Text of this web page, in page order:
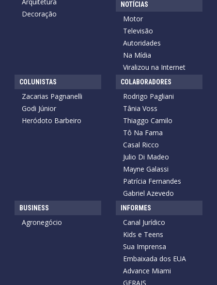
Decoração
NOTÍCIAS
Motor
Televisão
Autoridades
Na Mídia
Viralizou na Internet
COLUNISTAS
Zacarias Pagnanelli
Godi Júnior
Heródoto Barbeiro
COLABORADORES
Rodrigo Pagliani
Tânia Voss
Thiaggo Camilo
Tô Na Fama
Casal Ricco
Julio Di Madeo
Mayne Galassi
Patrícia Fernandes
Gabriel Azevedo
BUSINESS
Agronegócio
INFORMES
Canal Jurídico
Kids e Teens
Sua Imprensa
Embaixada dos EUA
Advance Miami
GERAIS